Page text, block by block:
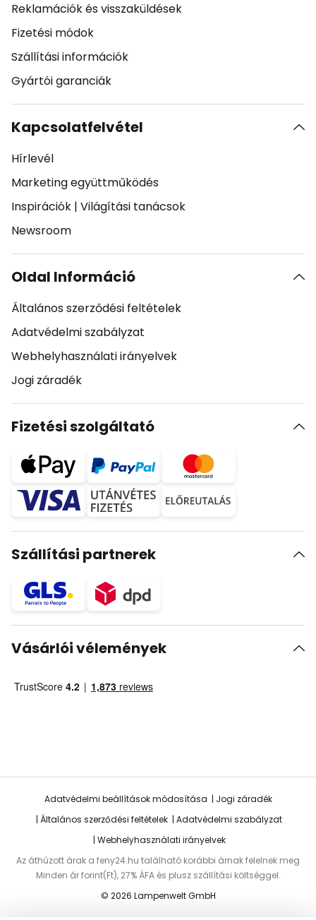
Reklamációk és visszaküldések
Fizetési módok
Szállítási információk
Gyártói garanciák
Kapcsolatfelvétel
Hírlevél
Marketing együttműködés
Inspirációk | Világítási tanácsok
Newsroom
Oldal Információ
Általános szerződési feltételek
Adatvédelmi szabályzat
Webhelyhasználati irányelvek
Jogi záradék
Fizetési szolgáltató
Szállítási partnerek
Vásárlói vélemények
Adatvédelmi beállítások módosítása
Jogi záradék
Általános szerződési feltételek
Adatvédelmi szabályzat
Webhelyhasználati irányelvek
Az áthúzott árak a feny24.hu található korábbi árnak felelnek meg
Minden ár forint(Ft), 27% ÁFA és plusz szállítási költséggel.
© 2026 Lampenwelt GmbH